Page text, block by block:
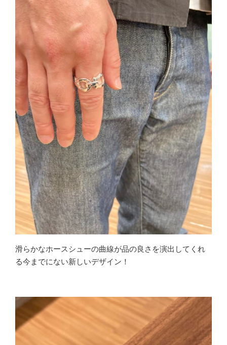
滑らかなホースシューの曲線が品の良さを演出してくれ
る今までにない新しいデザイン！